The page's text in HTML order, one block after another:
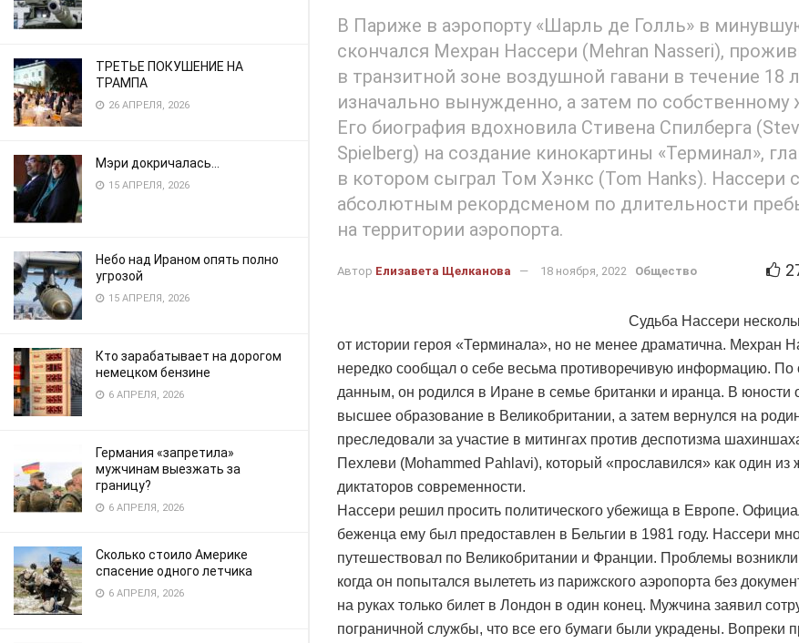
ТРЕТЬЕ ПОКУШЕНИЕ НА
ТРАМПА
26 АПРЕЛЯ, 2026
Мэри докричалась…
15 АПРЕЛЯ, 2026
Небо над Ираном опять полно
угрозой
15 АПРЕЛЯ, 2026
Кто зарабатывает на дорогом
немецком бензине
6 АПРЕЛЯ, 2026
Германия «запретила»
мужчинам выезжать за
границу?
6 АПРЕЛЯ, 2026
Сколько стоило Америке
спасение одного летчика
6 АПРЕЛЯ, 2026
В Париже в аэропорту «Шарль де Голль» в
скончался Мехран Нассери (Mehran Nasseri),
в транзитной зоне воздушной гавани в течение 18
изначально вынужденно, а затем по
Его биография вдохновила Стивена Спилберга
Spielberg) на создание кинокартины «Терминал»,
в котором сыграл Том Хэнкс (Tom Hanks). Нассери
абсолютным рекордсменом по длительности
на территории аэропорта.
Автор Елизавета Щелканова 18 ноября, 2022 Общество
Судьба Нассери
от истории героя «Терминала», но не менее драматична. Мехран
нередко сообщал о себе весьма противоречивую информацию.
данным, он родился в Иране в семье британки и иранца. В юности
высшее образование в Великобритании, а затем вернулся на
преследовали за участие в митингах против деспотизма
Пехлеви (Mohammed Pahlavi), который «прославился» как один из
диктаторов современности.
Нассери решил просить политического убежища в Европе.
беженца ему был предоставлен в Бельгии в 1981 году. Нассери
путешествовал по Великобритании и Франции. Проблемы возникли
когда он попытался вылететь из парижского аэропорта без
на руках только билет в Лондон в один конец. Мужчина заявил
пограничной службы, что все его бумаги были украдены. Вопреки